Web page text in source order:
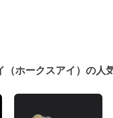
（ホークスアイ）の人